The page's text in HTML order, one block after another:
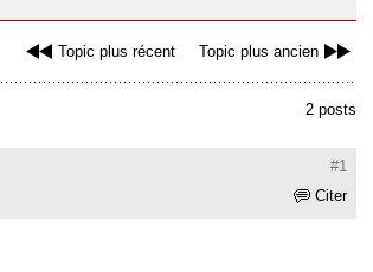
Topic plus récent Topic plus ancien
2 posts
#1
Citer